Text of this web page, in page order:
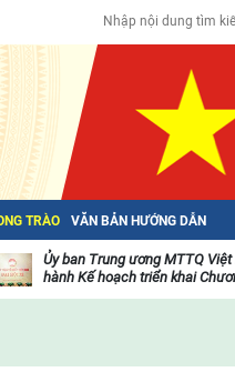
TRÀO VĂN BẢN HƯỚNG DẪN
Ủy ban Trung ương MTTQ
hành Kế hoạch triển khai